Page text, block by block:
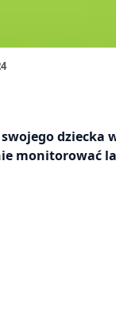
swojego
monitorować